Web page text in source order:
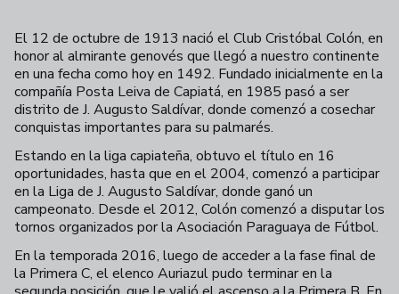
El 12 de octubre de 1913 nació el Club Cristóbal Colón, en
honor al almirante genovés que llegó a nuestro continente
en una fecha como hoy en 1492. Fundado inicialmente en la
compañía Posta Leiva de Capiatá, en 1985 pasó a ser
distrito de J. Augusto Saldívar, donde comenzó a cosechar
conquistas importantes para su palmarés.
Estando en la liga capiateña, obtuvo el título en 16
oportunidades, hasta que en el 2004, comenzó a participar
en la Liga de J. Augusto Saldívar, donde ganó un
campeonato. Desde el 2012, Colón comenzó a disputar los
tornos organizados por la Asociación Paraguaya de Fútbol.
En la temporada 2016, luego de acceder a la fase final de
la Primera C, el elenco Auriazul pudo terminar en la